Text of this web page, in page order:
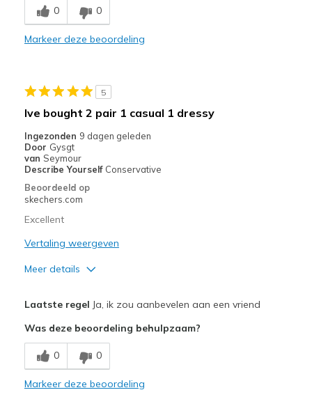
Durable
Casual Wear
Travel
Width
Sizing
View On Shoes
0 0
Markeer deze beoordeling
5
Ive bought 2 pair 1 casual 1 dressy
Ingezonden 9 dagen geleden
Door Gysgt
van Seymour
Describe Yourself Conservative
Beoordeeld op
skechers.com
Excellent
Vertaling weergeven
Meer details
Breathe Well
Comfortable
Laatste regel Ja, ik zou aanbevelen aan een vriend
Was deze beoordeling behulpzaam?
0 0
Markeer deze beoordeling